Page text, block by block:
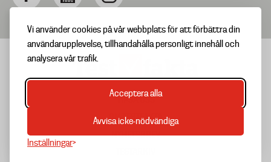
Vi använder cookies på vår webbplats för att förbättra din
användarupplevelse, tillhandahålla personligt innehåll och
analysera vår trafik.
Acceptera alla
Avvisa icke-nödvändiga
Inställningar
Footer
menu
TIPSA OSS
OM TESTFAKTA
NYHETSBREV